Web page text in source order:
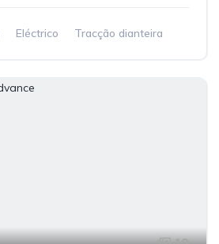
Eléctrico Tracção dianteira